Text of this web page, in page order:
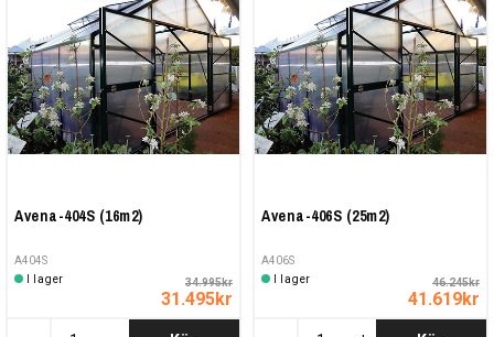
Avena-404S (16m2)
A404S
I lager
34.995kr
31.495kr
Avena-406S (25m2)
A406S
I lager
46.245kr
41.619kr